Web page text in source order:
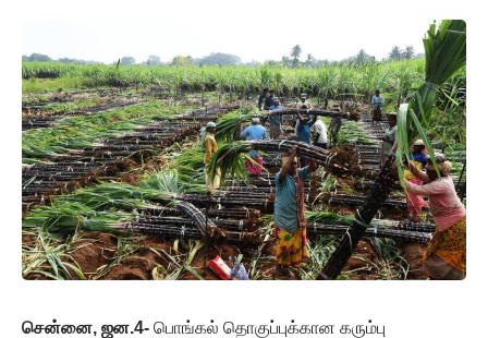
சென்னை, ஜன.4- பொங்கல் தொகுப்புக்கான கரும்பு